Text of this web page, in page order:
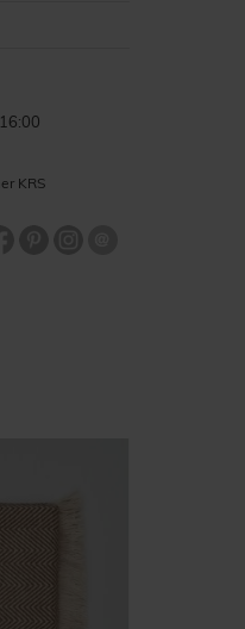
KRS
na Twitterze